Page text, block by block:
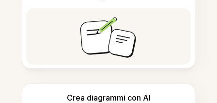
Crea diagrammi con AI